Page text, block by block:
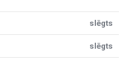
slēgts
slēgts